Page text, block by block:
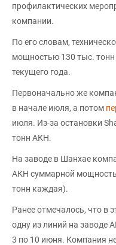
профилактических
компании.
По его словам,
мощностью 130 тыс.
текущего года.
Первоначально же
в начале июля, а потом
июля. Из-за остановки
тонн АКН.
На заводе в Шанхае
АКН суммарной
тонн каждая).
Ранее отмечалось, что в
одну из линий на заводе
3 по 10 июня. Компания